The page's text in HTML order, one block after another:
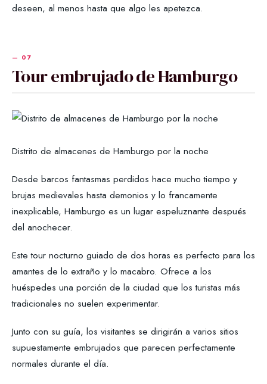
deseen, al menos hasta que algo les apetezca.
Tour embrujado de Hamburgo
Distrito de almacenes de Hamburgo por la noche
Desde barcos fantasmas perdidos hace mucho tiempo y
brujas medievales hasta demonios y lo francamente
inexplicable, Hamburgo es un lugar espeluznante después
del anochecer.
Este tour nocturno guiado de dos horas es perfecto para los
amantes de lo extraño y lo macabro. Ofrece a los
huéspedes una porción de la ciudad que los turistas más
tradicionales no suelen experimentar.
Junto con su guía, los visitantes se dirigirán a varios sitios
supuestamente embrujados que parecen perfectamente
normales durante el día.